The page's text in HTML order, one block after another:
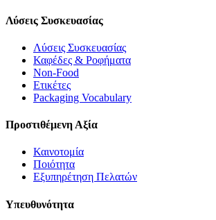
Λύσεις Συσκευασίας
Λύσεις Συσκευασίας
Καφέδες & Ροφήματα
Non-Food
Ετικέτες
Packaging Vocabulary
Προστιθέμενη Αξία
Καινοτομία
Ποιότητα
Εξυπηρέτηση Πελατών
Υπευθυνότητα